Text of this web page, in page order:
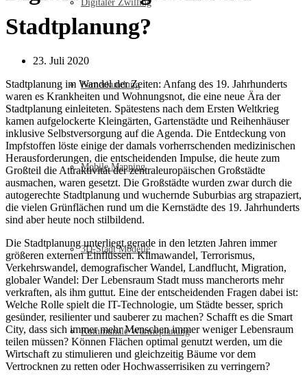
Digitaler Zwilling
Fernerkundung
Mobile Mapping
3D-Stadt Modelle
Kommunale Wärmeplanung
Stadtplanung?
23. Juli 2020
Stadtplanung im Wandel der Zeiten: Anfang des 19. Jahrhunderts
waren es Krankheiten und Wohnungsnot, die eine neue Ära der
Stadtplanung einleiteten. Spätestens nach dem Ersten Weltkrieg
kamen aufgelockerte Kleingärten, Gartenstädte und Reihenhäuser
inklusive Selbstversorgung auf die Agenda. Die Entdeckung von
Impfstoffen löste einige der damals vorherrschenden medizinischen
Herausforderungen, die entscheidenden Impulse, die heute zum
Großteil die Attraktivität der zentraleuropäischen Großstädte
ausmachen, waren gesetzt. Die Großstädte wurden zwar durch die
autogerechte Stadtplanung und wuchernde Suburbias arg strapaziert,
die vielen Grünflächen rund um die Kernstädte des 19. Jahrhunderts
sind aber heute noch stilbildend.
Die Stadtplanung unterliegt gerade in den letzten Jahren immer
größeren externen Einflüssen. Klimawandel, Terrorismus,
Verkehrswandel, demografischer Wandel, Landflucht, Migration,
globaler Wandel: Der Lebensraum Stadt muss mancherorts mehr
verkraften, als ihm guttut. Eine der entscheidenden Fragen dabei ist:
Welche Rolle spielt die IT-Technologie, um Städte besser, sprich
gesünder, resilienter und sauberer zu machen? Schafft es die Smart
City, dass sich immer mehr Menschen immer weniger Lebensraum
teilen müssen? Können Flächen optimal genutzt werden, um die
Wirtschaft zu stimulieren und gleichzeitig Bäume vor dem
Vertrocknen zu retten oder Hochwasserrisiken zu verringern?